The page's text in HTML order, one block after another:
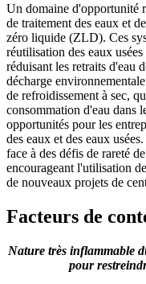
Un domaine d'opportunité
de traitement des eaux et
zéro liquide (ZLD). Ces
réutilisation des eaux
réduisant les retraits d'eau
décharge
de refroidissement à sec,
consommation d'eau dans
opportunités pour les
des eaux et des eaux
face à des défis de rareté
encourageant l'utilisation
de nouveaux projets de
Facteurs de
Nature très inflammable
pour